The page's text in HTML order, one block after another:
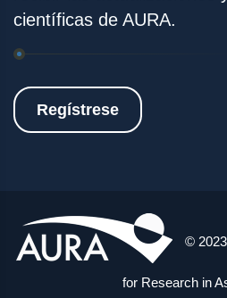
científicas de AURA.
Regístrese
©
for Research in